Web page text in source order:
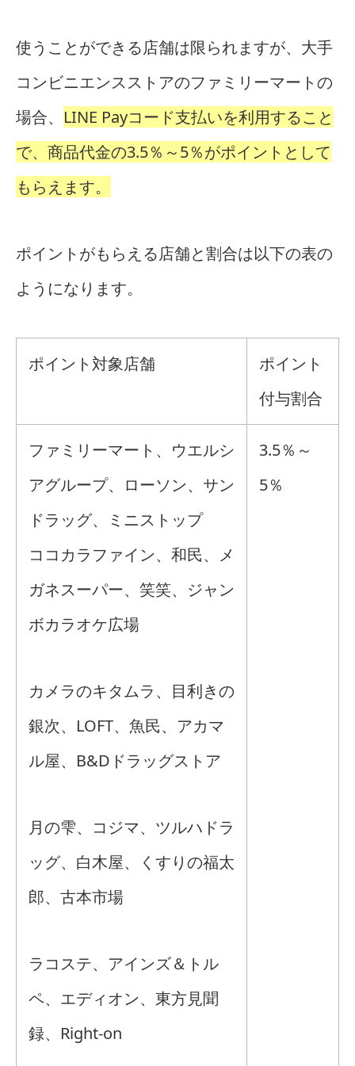
使うことができる店舗は限られますが、大手
コンビニエンスストアのファミリーマートの
場合、 LINE Payコード支払いを利用すること
で、商品代金の3.5％～5％がポイントとして
もらえます。
ポイントがもらえる店舗と割合は以下の表の
ようになります。
ポイント対象店舗
ポイント
付与割合
ファミリーマート、ウエルシ
アグループ、ローソン、サン
ドラッグ、ミニストップ
ココカラファイン、和民、メ
ガネスーパー、笑笑、ジャン
ボカラオケ広場
カメラのキタムラ、目利きの
銀次、LOFT、魚民、アカマ
ル屋、B&Dドラッグストア
月の雫、コジマ、ツルハドラ
ッグ、白木屋、くすりの福太
郎、古本市場
ラコステ、アインズ＆トル
ペ、エディオン、東方見聞
録、Right-on
3.5％～
5％